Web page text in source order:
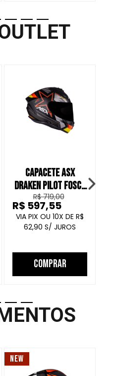
CAPACETE ASX
DRAKEN PILOT FOSCO
PRETO VERMELHO
AMARELO
R$ 719,00
10
R$
62,90
R$ 597,55
COMPRAR
NEW